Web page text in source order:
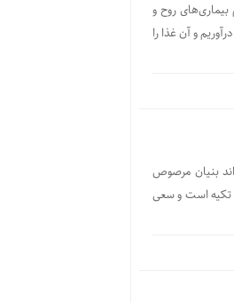
روح و
و آن غذا را
بنیان مرصوص
تکیه است و سعی